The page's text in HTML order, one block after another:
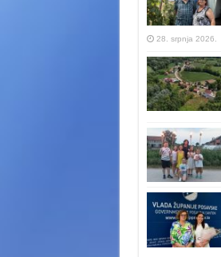
28. srpnja 2026.